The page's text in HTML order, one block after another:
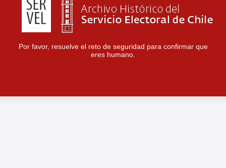
Por favor, resuelve el reto de seguridad para confirmar que
eres humano.